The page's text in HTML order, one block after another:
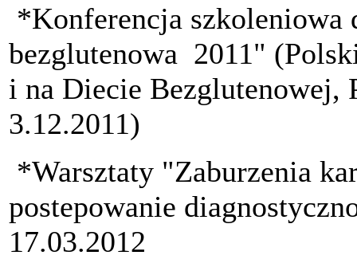
*Konferencja
bezglutenowa 2011"
i na Diecie Bezglutenowej,
3.12.2011)
*Warsztaty "Zaburzenia
postepowanie
17.03.2012